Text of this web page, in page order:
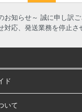
お知らせ～ 誠に申し訳
対応、発送業務を停止さ
ド
いて